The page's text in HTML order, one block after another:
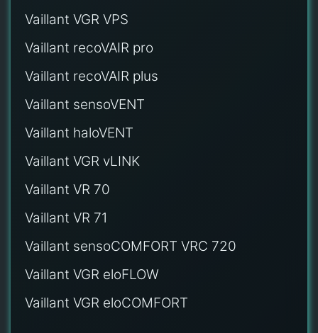
Vaillant VGR VPS
Vaillant recoVAIR pro
Vaillant recoVAIR plus
Vaillant sensoVENT
Vaillant haloVENT
Vaillant VGR vLINK
Vaillant VR 70
Vaillant VR 71
Vaillant sensoCOMFORT VRC 720
Vaillant VGR eloFLOW
Vaillant VGR eloCOMFORT